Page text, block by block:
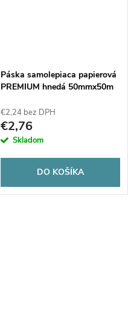
Páska samolepiaca papierová
PREMIUM hnedá 50mmx50m
€2,24 bez DPH
€2,76
Skladom
DO KOŠÍKA